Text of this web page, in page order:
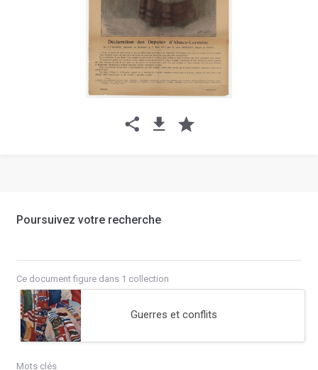
Poursuivez votre recherche
Ce document figure dans 1 collection
Guerres et conflits
Mots clés